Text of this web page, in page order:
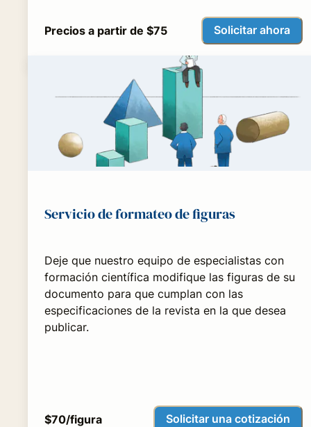
Precios a partir de $75 Solicitar ahora
Servicio de formateo de figuras
Deje que nuestro equipo de especialistas con
formación científica modifique las figuras de su
documento para que cumplan con las
especificaciones de la revista en la que desea
publicar.
$70/figura Solicitar una cotización